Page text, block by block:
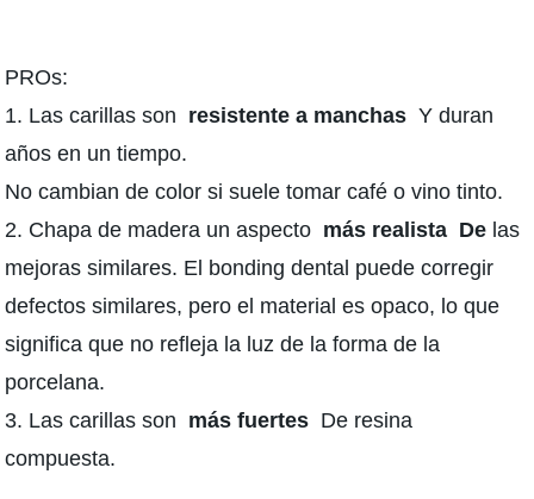
PROs:
1. Las carillas son resistente a manchas Y duran
años en un tiempo.
No cambian de color si suele tomar café o vino tinto.
2. Chapa de madera un aspecto más realista De las
mejoras similares. El bonding dental puede corregir
defectos similares, pero el material es opaco, lo que
significa que no refleja la luz de la forma de la
porcelana.
3. Las carillas son más fuertes De resina
compuesta.